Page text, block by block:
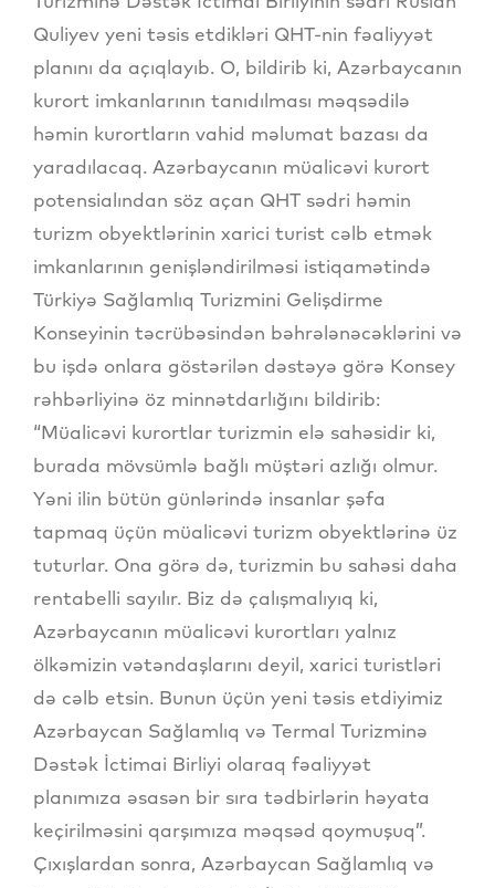
Quliyev yeni təsis etdikləri QHT-nin fəaliyyət
planını da açıqlayıb. O, bildirib ki, Azərbaycanın
kurort imkanlarının tanıdılması məqsədilə
həmin kurortların vahid məlumat bazası da
yaradılacaq. Azərbaycanın müalicəvi kurort
potensialından söz açan QHT sədri həmin
turizm obyektlərinin xarici turist cəlb etmək
imkanlarının genişləndirilməsi istiqamətində
Türkiyə Sağlamlıq Turizmini Gelişdirme
Konseyinin təcrübəsindən bəhrələnəcəklərini və
bu işdə onlara göstərilən dəstəyə görə Konsey
rəhbərliyinə öz minnətdarlığını bildirib:
“Müalicəvi kurortlar turizmin elə sahəsidir ki,
burada mövsümlə bağlı müştəri azlığı olmur.
Yəni ilin bütün günlərində insanlar şəfa
tapmaq üçün müalicəvi turizm obyektlərinə üz
tuturlar. Ona görə də, turizmin bu sahəsi daha
rentabelli sayılır. Biz də çalışmalıyıq ki,
Azərbaycanın müalicəvi kurortları yalnız
ölkəmizin vətəndaşlarını deyil, xarici turistləri
də cəlb etsin. Bunun üçün yeni təsis etdiyimiz
Azərbaycan Sağlamlıq və Termal Turizminə
Dəstək İctimai Birliyi olaraq fəaliyyət
planımıza əsasən bir sıra tədbirlərin həyata
keçirilməsini qarşımıza məqsəd qoymuşuq”.
Çıxışlardan sonra, Azərbaycan Sağlamlıq və